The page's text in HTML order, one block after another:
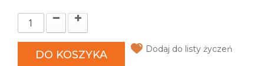
DO KOSZYKA Dodaj do listy życzeń